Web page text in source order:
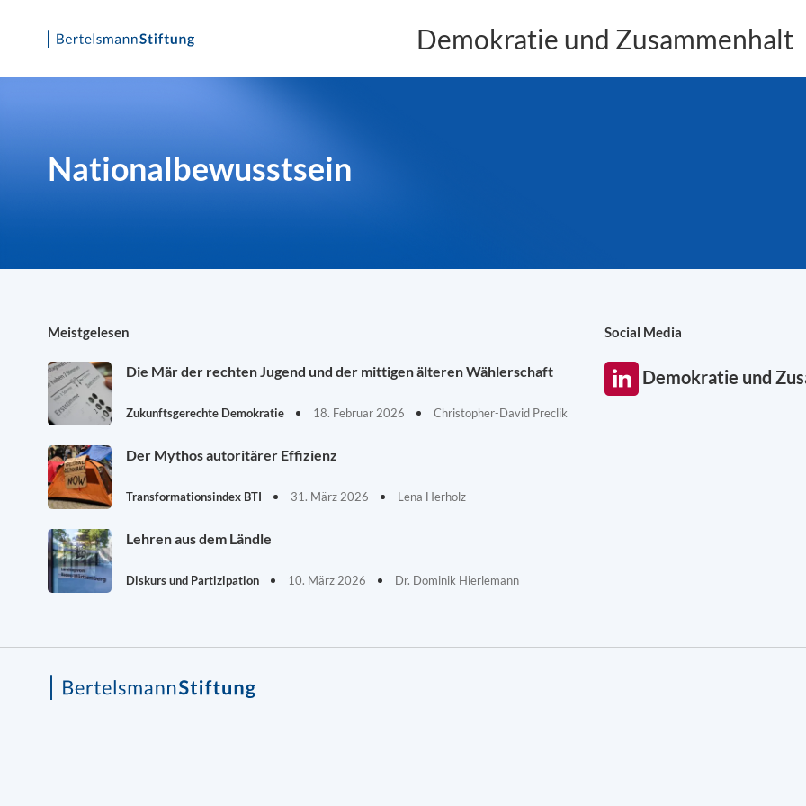
Skip
Demokratie und Zusammenhalt
Nationalbewusstsein
Meistgelesen
Die Mär der rechten Jugend und der mittigen älteren Wählerschaft
Zukunftsgerechte Demokratie 18. Februar 2026 Christopher-David Preclik
Der Mythos autoritärer Effizienz
Transformationsindex BTI 31. März 2026 Lena Herholz
Lehren aus dem Ländle
Diskurs und Partizipation 10. März 2026 Dr. Dominik Hierlemann
Social Media
Demokratie und